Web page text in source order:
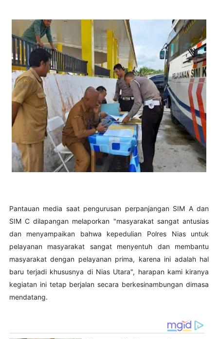
Pantauan media saat pengurusan perpanjangan SIM A dan
SIM C dilapangan melaporkan "masyarakat sangat antusias
dan menyampaikan bahwa kepedulian Polres Nias untuk
pelayanan masyarakat sangat menyentuh dan membantu
masyarakat dengan pelayanan prima, karena ini adalah hal
baru terjadi khususnya di Nias Utara", harapan kami kiranya
kegiatan ini tetap berjalan secara berkesinambungan dimasa
mendatang.